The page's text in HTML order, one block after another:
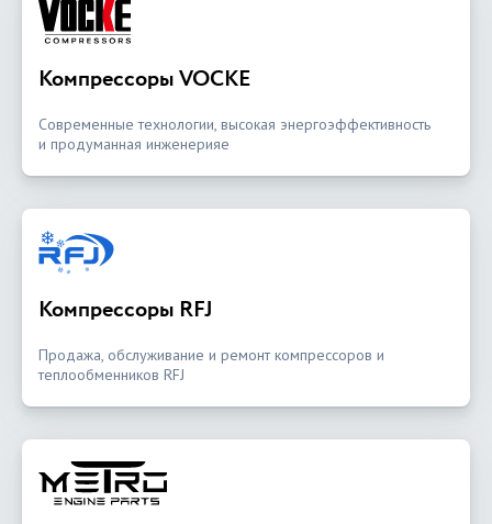
Компрессоры VOCKE
Современные технологии, высокая энергоэффективность
и продуманная инженерияе
Компрессоры RFJ
Продажа, обслуживание и ремонт компрессоров и
теплообменников RFJ